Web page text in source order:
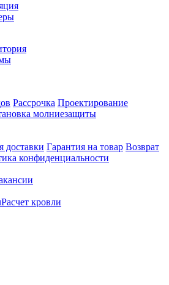
Рассрочка Проектирование
молниезащиты
доставки Гарантия на товар Возврат
конфиденциальности
Расчет кровли